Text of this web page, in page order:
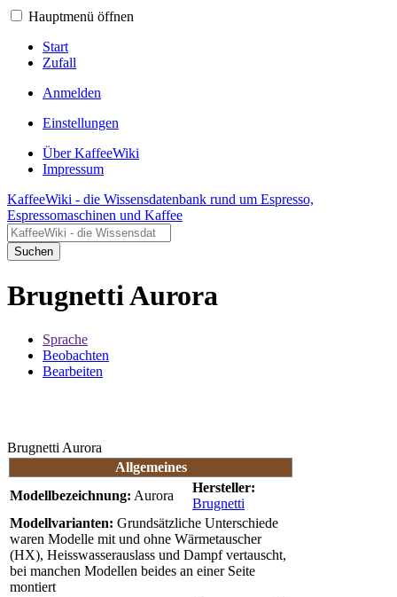
Hauptmenü öffnen
Start
Zufall
Anmelden
Einstellungen
Über KaffeeWiki
Impressum
KaffeeWiki - die Wissensdatenbank rund um Espresso,
Espressomaschinen und Kaffee
Suchen
Brugnetti Aurora
Sprache
Beobachten
Bearbeiten
Brugnetti Aurora
Allgemeines
Modellbezeichnung: Aurora
Hersteller:
Brugnetti
Modellvarianten: Grundsätzliche Unterschiede
waren Modelle mit und ohne Wärmetauscher
(HX), Heisswasserauslass und Dampf vertauscht,
bei manchen Modellen beides an einer Seite
montiert